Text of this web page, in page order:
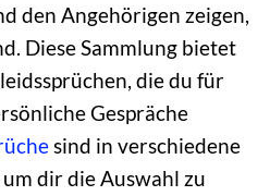
den Angehörigen zeigen,
Diese Sammlung bietet
die du für
Gespräche
sind in verschiedene
dir die Auswahl zu